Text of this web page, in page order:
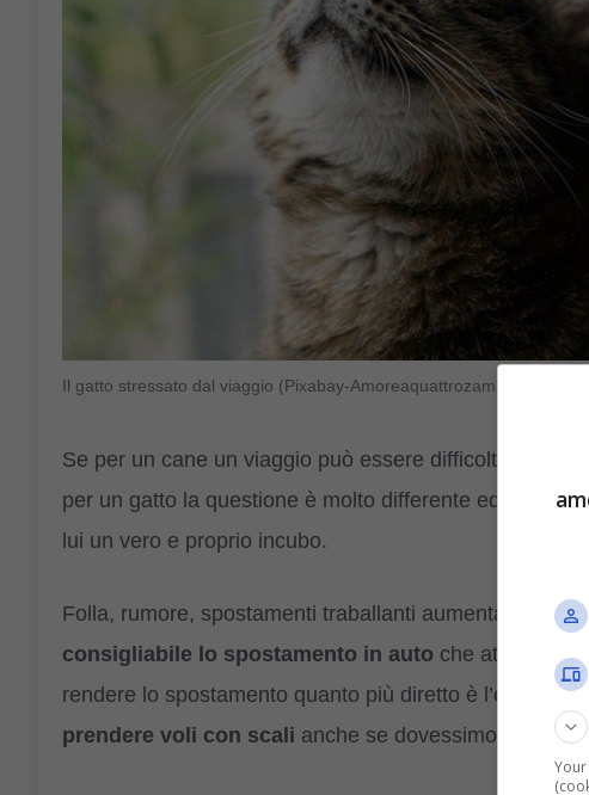
Il gatto stressato dal viaggio (Pixabay-Amoreaquattrozampr.it)
Se per un cane un viaggio può essere difficoltoso ma
per un gatto la questione è molto differente ed uno
lui un vero e proprio incubo.
Folla, rumore, spostamenti traballanti aumentano
consigliabile lo spostamento in auto che attraverso
rendere lo spostamento quanto più diretto è l’opzione
prendere voli con scali anche se dovessimo